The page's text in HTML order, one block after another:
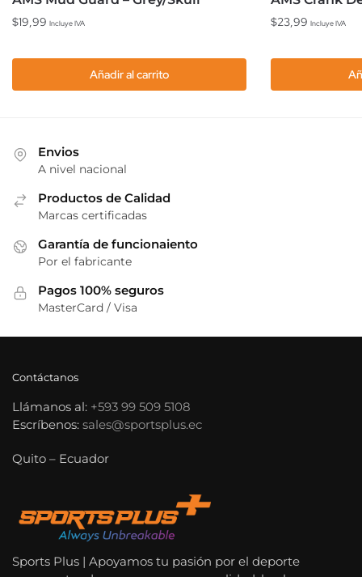
$19,99 Incluye IVA
Añadir al carrito
$23,99 Incluye IVA
Envios
A nivel nacional
Productos de Calidad
Marcas certificadas
Garantía de funcionaiento
Por el fabricante
Pagos 100% seguros
MasterCard / Visa
Contáctanos
Llámanos al: +593 99 509 5108
Escríbenos: sales@sportsplus.ec
Quito – Ecuador
Sports Plus | Apoyamos tu pasión por el deporte